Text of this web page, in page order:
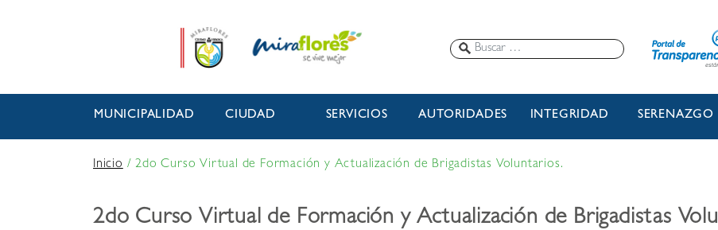
MUNICIPALIDAD CIUDAD SERVICIOS AUTORIDADES INTEGRIDAD SERENAZGO
Inicio/ 2do Curso Virtual de Formación y Actualización de Brigadistas Voluntarios.
2do Curso Virtual de Formación y Actualización de Brigadistas